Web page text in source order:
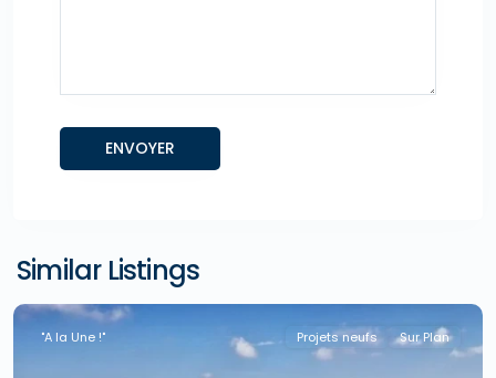
Similar Listings
"A la Une !" Projets neufs Sur Plan